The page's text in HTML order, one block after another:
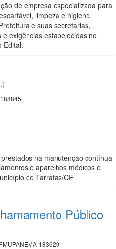
de empresa especializada para
limpeza e higiene,
e suas secretarias,
exigências estabelecidas no
Edital.
na manutenção contínua
e aparelhos médicos e
de Tarrafas/CE
Público
183620